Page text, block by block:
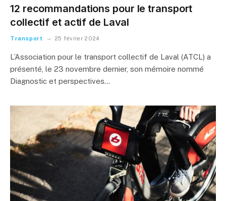
12 recommandations pour le transport
collectif et actif de Laval
Transport 25 février 2024
L’Association pour le transport collectif de Laval (ATCL) a
présenté, le 23 novembre dernier, son mémoire nommé
Diagnostic et perspectives…